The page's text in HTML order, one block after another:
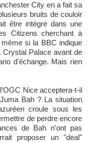
City en a fait sa
bruits de couloir
être intégré dans une
Citizens cherchant à
si la BBC indique
Crystal Palace avant de
d'échange. Mais rien
Nice acceptera-t-il
Bah ? La situation
croule sous les
de perdre encore
de Bah n'ont pas
proposer un "deal"